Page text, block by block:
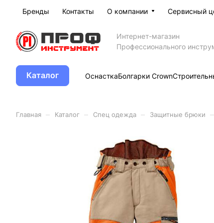
Бренды Контакты О компании Сервисный
Интернет-магазин
Профессионального
Каталог ОснасткаБолгарки Crown
Главная Каталог Спец одежда Защитные брюки